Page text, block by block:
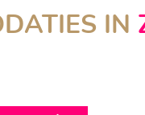
IN
LODGE